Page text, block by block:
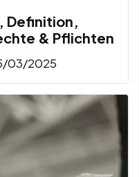
Definition,
& Pflichten
03/2025